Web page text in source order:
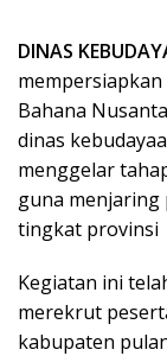
DINAS
Bahana
dinas
menggelar
guna
tingkat provinsi
Kegiatan ini
merekrut
kabupaten